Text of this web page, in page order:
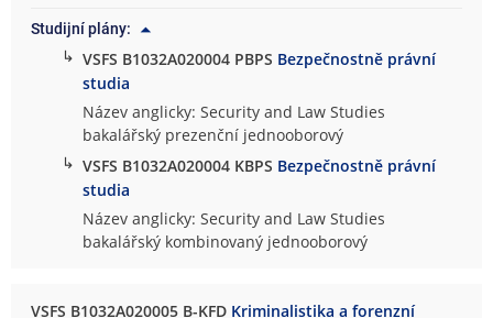
Studijní plány:
↳ VSFS B1032A020004 PBPS Bezpečnostně právní
studia
Název anglicky: Security and Law Studies
bakalářský prezenční jednooborový
↳ VSFS B1032A020004 KBPS Bezpečnostně právní
studia
Název anglicky: Security and Law Studies
bakalářský kombinovaný jednooborový
VSFS B1032A020005 B-KFD Kriminalistika a forenzní